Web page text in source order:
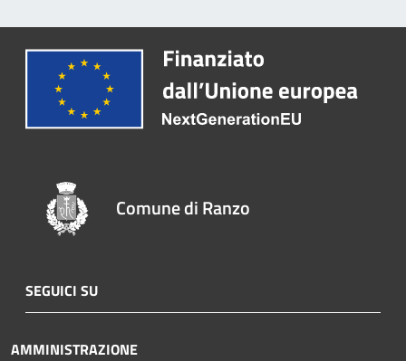
Comune di Ranzo
SEGUICI SU
AMMINISTRAZIONE